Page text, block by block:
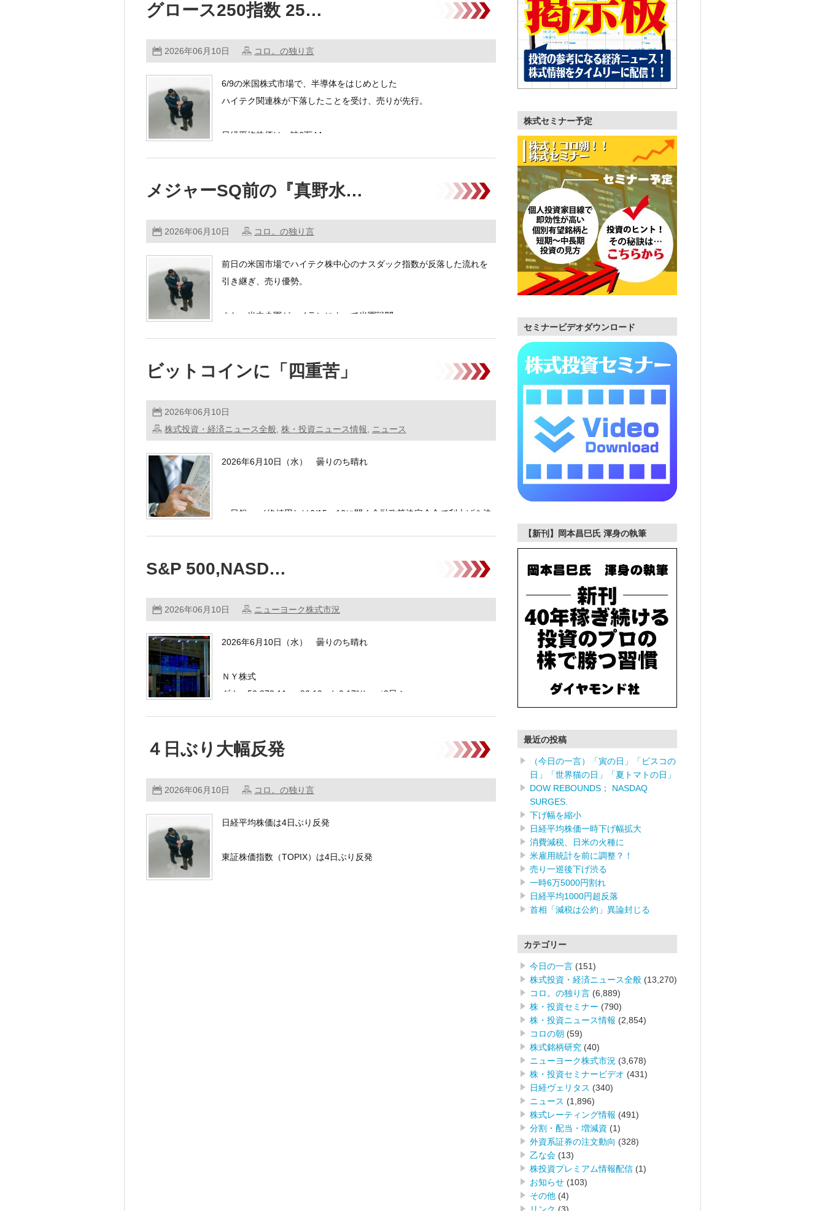
グロース250指数 25…
2026年06月10日 コロ。の独り言
6/9の米国株式市場で、半導体をはじめとした
ハイテク関連株が下落したことを受け、売りが先行。
日経平均株価は一時6万44 …………
メジャーSQ前の『真野水…
2026年06月10日 コロ。の独り言
前日の米国市場でハイテク株中心のナスダック指数が反落した流れを
引き継ぎ、売り優勢。
また、米中央軍が、イランによって米軍戦闘 …………
ビットコインに「四重苦」
2026年06月10日
株式投資・経済ニュース全般 株・投資ニュース情報 ニュース
2026年6月10日（水） 曇りのち晴れ
・日銀 ［終値円］は6/15～16に開く金融政策決定会合で利上げを決
S&P 500,NASD…
2026年06月10日 ニューヨーク株式市況
2026年6月10日（水） 曇りのち晴れ
ＮＹ株式
ダウ：50,872.11 +86.10 (+0.17%) （3日ぶ …………
４日ぶり大幅反発
2026年06月10日 コロ。の独り言
日経平均株価は4日ぶり反発
東証株価指数（TOPIX）は4日ぶり反発
株式セミナー予定
セミナービデオダウンロード
【新刊】岡本昌巳氏 渾身の執筆
最近の投稿
（今日の一言）「寅の日」「ビスコの
日」「世界猫の日」「夏トマトの日」
DOW REBOUNDS； NASDAQ
SURGES.
下げ幅を縮小
日経平均株価一時下げ幅拡大
消費減税、日米の火種に
米雇用統計を前に調整？！
売り一巡後下げ渋る
一時6万5000円割れ
日経平均1000円超反落
首相「減税は公約」異論封じる
カテゴリー
今日の一言 (151)
株式投資・経済ニュース全般 (13,270)
コロ。の独り言 (6,889)
株・投資セミナー (790)
株・投資ニュース情報 (2,854)
コロの朝 (59)
株式銘柄研究 (40)
ニューヨーク株式市況 (3,678)
株・投資セミナービデオ (431)
日経ヴェリタス (340)
ニュース (1,896)
株式レーティング情報 (491)
分割・配当・増減資 (1)
外資系証券の注文動向 (328)
乙な会 (13)
株投資プレミアム情報配信 (1)
お知らせ (103)
その他 (4)